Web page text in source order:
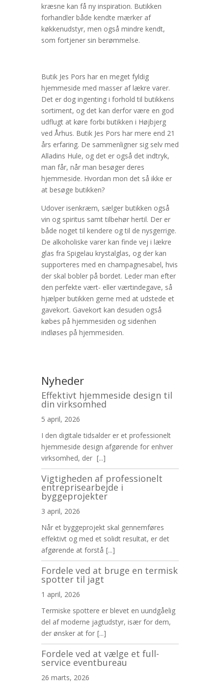
kræsne kan få ny inspiration. Butikken
forhandler både kendte mærker af
køkkenudstyr, men også mindre kendt,
som fortjener sin berømmelse.
Butik Jes Pors har en meget fyldig
hjemmeside med masser af lækre varer.
Det er dog ingenting i forhold til butikkens
sortiment, og det kan derfor være en god
udflugt at køre forbi butikken i Højbjerg
ved Århus. Butik Jes Pors har mere end 21
års erfaring. De sammenligner sig selv med
Alladins Hule, og det er også det indtryk,
man får, når man besøger deres
hjemmeside. Hvordan mon det så ikke er
at besøge butikken?
Udover isenkræm, sælger butikken også
vin og spiritus samt tilbehør hertil. Der er
både noget til kendere og til de nysgerrige.
De alkoholiske varer kan finde vej i lækre
glas fra Spigelau krystalglas, og der kan
supporteres med en champagnesabel, hvis
der skal bobler på bordet. Leder man efter
den perfekte vært- eller værtindegave, så
hjælper butikken gerne med at udstede et
gavekort. Gavekort kan desuden også
købes på hjemmesiden og sidenhen
indløses på hjemmesiden.
Nyheder
Effektivt hjemmeside design til
din virksomhed
5 april, 2026
I den digitale tidsalder er et professionelt
hjemmeside design afgørende for enhver
virksomhed, der [...]
Vigtigheden af professionelt
entreprisearbejde i
byggeprojekter
3 april, 2026
Når et byggeprojekt skal gennemføres
effektivt og med et solidt resultat, er det
afgørende at forstå [...]
Fordele ved at bruge en termisk
spotter til jagt
1 april, 2026
Termiske spottere er blevet en uundgåelig
del af moderne jagtudstyr, især for dem,
der ønsker at for [...]
Fordele ved at vælge et full-
service eventbureau
26 marts, 2026